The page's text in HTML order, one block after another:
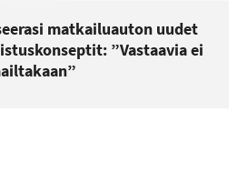
matkailuauton uudet
”Vastaavia ei